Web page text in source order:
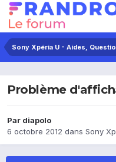
Sony Xpéria U - Aides,
Problème
Par diapolo
6 octobre 2012 dans Sony